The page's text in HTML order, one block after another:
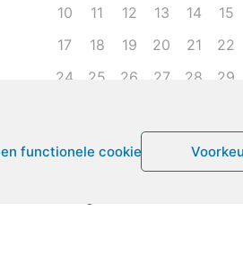
functionele cookies
10
11 12 13 14 15
17
18 19 20 21 22
24
25 26 27 28 29
Leven met ME/CVS en POTS